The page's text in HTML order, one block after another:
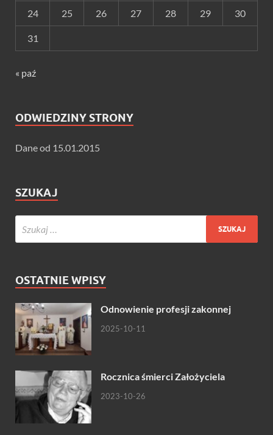
24 25 26 27 28 29 30
31
« paź
ODWIEDZINY STRONY
Dane od 15.01.2015
SZUKAJ
OSTATNIE WPISY
Odnowienie profesji zakonnej
2025-10-11
Rocznica śmierci Założyciela
2023-10-26